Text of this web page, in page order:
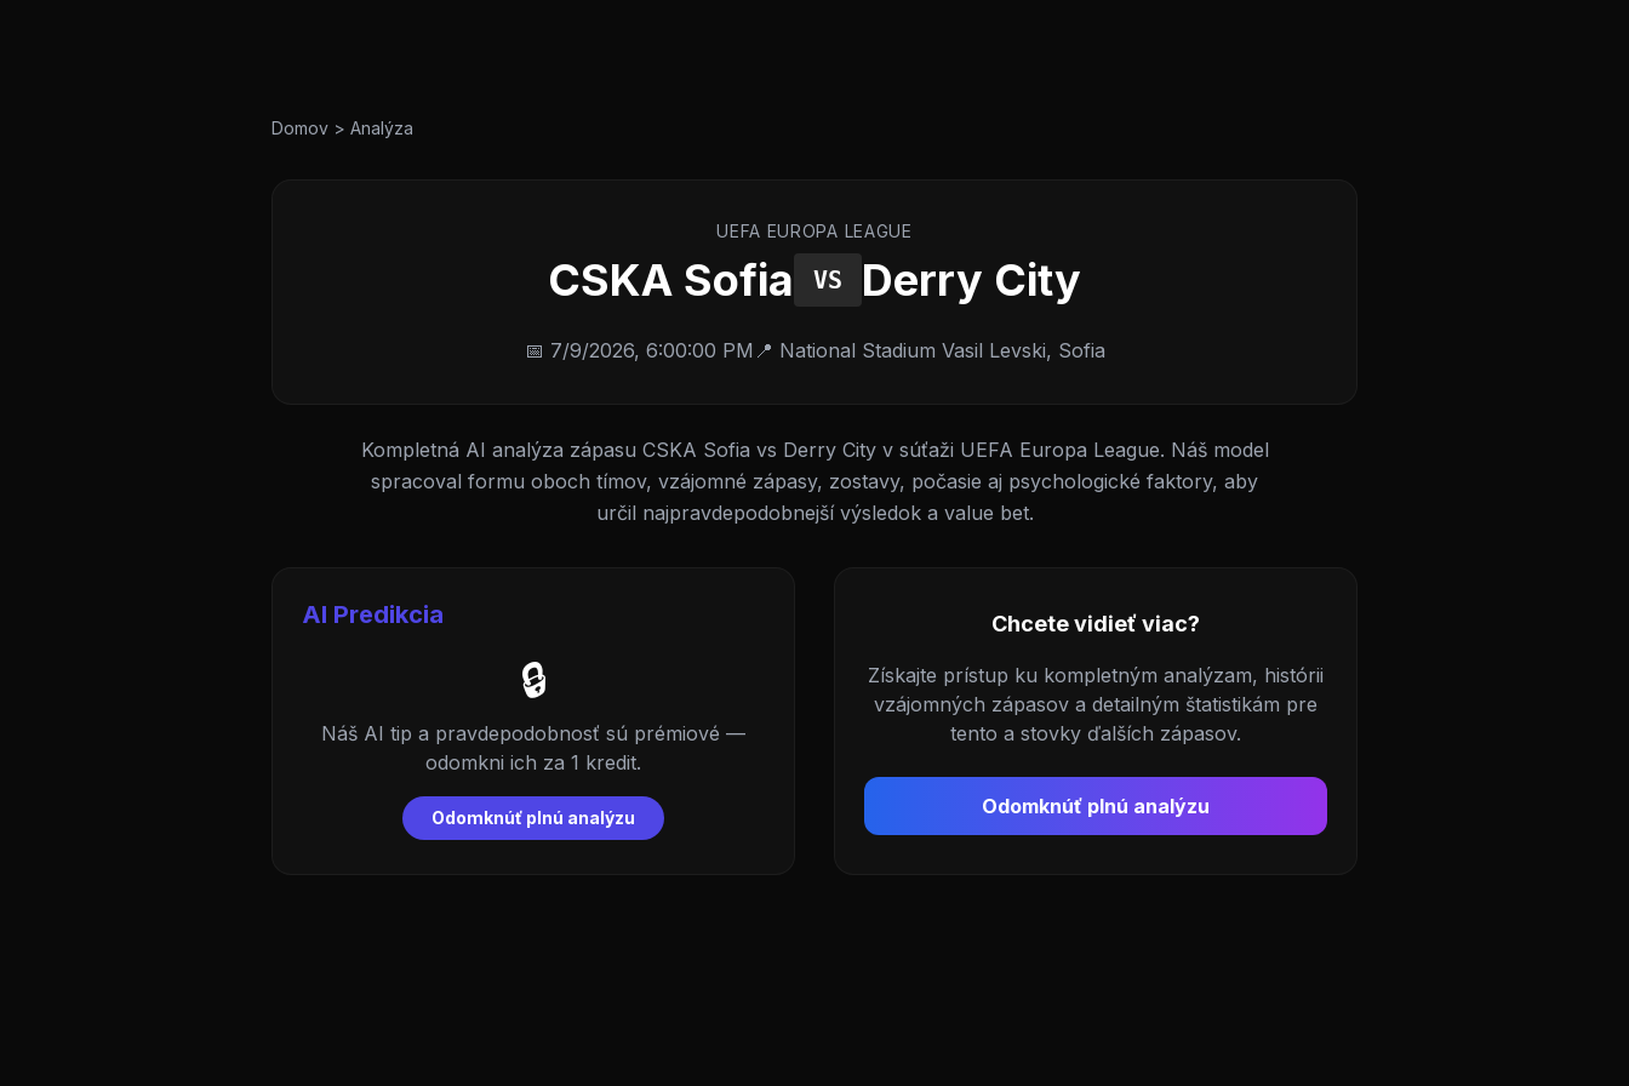
Domov > Analýza
UEFA EUROPA LEAGUE
CSKA Sofia VS Derry City
📅 7/9/2026, 6:00:00 PM 📍 National Stadium Vasil Levski, Sofia
Kompletná AI analýza zápasu CSKA Sofia vs Derry City v súťaži UEFA Europa League. Náš model
spracoval formu oboch tímov, vzájomné zápasy, zostavy, počasie aj psychologické faktory, aby
určil najpravdepodobnejší výsledok a value bet.
AI Predikcia
🔒
Náš AI tip a pravdepodobnosť sú prémiové —
odomkni ich za 1 kredit.
Odomknúť plnú analýzu
Chcete vidieť viac?
Získajte prístup ku kompletným analýzam, histórii
vzájomných zápasov a detailným štatistikám pre
tento a stovky ďalších zápasov.
Odomknúť plnú analýzu